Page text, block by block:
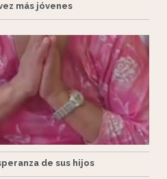
más jóvenes
de sus hijos